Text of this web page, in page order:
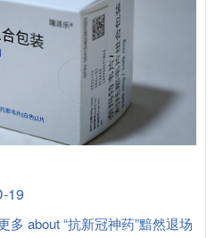
19
多 about “抗新冠神药”黯然退场